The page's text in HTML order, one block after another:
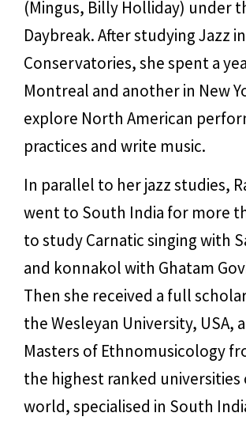
(Mingus, Billy Holliday) under
Daybreak. After studying Jazz
Conservatories, she spent a
Montreal and another in New
explore North American
practices and write music.
In parallel to her jazz studies,
went to South India for more
to study Carnatic singing with
and konnakol with Ghatam
Then she received a full
the Wesleyan University, USA,
Masters of Ethnomusicology
the highest ranked universities
world, specialised in South